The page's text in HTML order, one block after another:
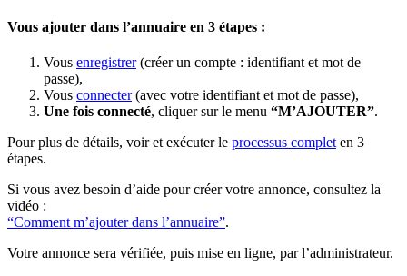
Vous ajouter dans l’annuaire en 3 étapes :
Vous enregistrer(créer un compte : identifiant et mot de
passe),
Vous connecter(avec votre identifiant et mot de passe),
Une fois connecté, cliquer sur le menu “M’AJOUTER”.
Pour plus de détails, voir et exécuter le processus complet en 3
étapes.
Si vous avez besoin d’aide pour créer votre annonce, consultez la
vidéo :
“Comment m’ajouter dans l’annuaire”.
Votre annonce sera vérifiée, puis mise en ligne, par l’administrateur.